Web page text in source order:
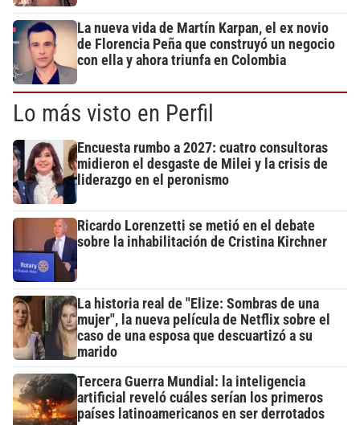
La nueva vida de Martín Karpan, el ex novio
de Florencia Peña que construyó un negocio
con ella y ahora triunfa en Colombia
Lo más visto en Perfil
Encuesta rumbo a 2027: cuatro consultoras
midieron el desgaste de Milei y la crisis de
liderazgo en el peronismo
Ricardo Lorenzetti se metió en el debate
sobre la inhabilitación de Cristina Kirchner
La historia real de "Elize: Sombras de una
mujer", la nueva película de Netflix sobre el
caso de una esposa que descuartizó a su
marido
Tercera Guerra Mundial: la inteligencia
artificial reveló cuáles serían los primeros
países latinoamericanos en ser derrotados